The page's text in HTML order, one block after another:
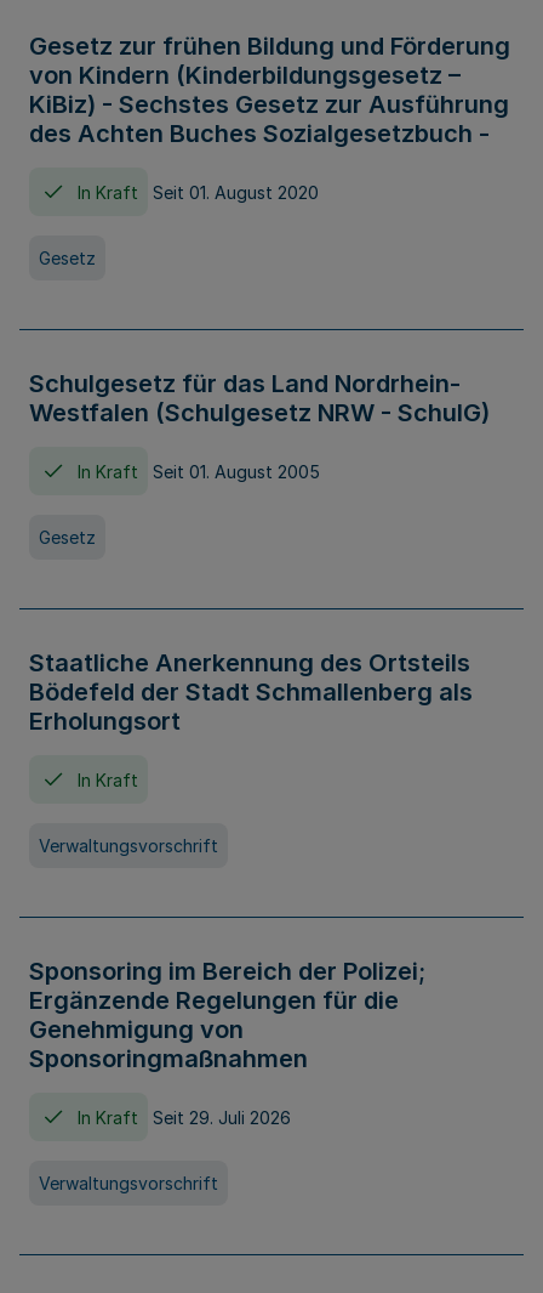
Gesetz zur frühen Bildung und Förderung
von Kindern (Kinderbildungsgesetz –
KiBiz) - Sechstes Gesetz zur Ausführung
des Achten Buches Sozialgesetzbuch -
In Kraft Seit 01. August 2020
Gesetz
Schulgesetz für das Land Nordrhein-
Westfalen (Schulgesetz NRW - SchulG)
In Kraft Seit 01. August 2005
Gesetz
Staatliche Anerkennung des Ortsteils
Bödefeld der Stadt Schmallenberg als
Erholungsort
In Kraft
Verwaltungsvorschrift
Sponsoring im Bereich der Polizei;
Ergänzende Regelungen für die
Genehmigung von
Sponsoringmaßnahmen
In Kraft Seit 29. Juli 2026
Verwaltungsvorschrift